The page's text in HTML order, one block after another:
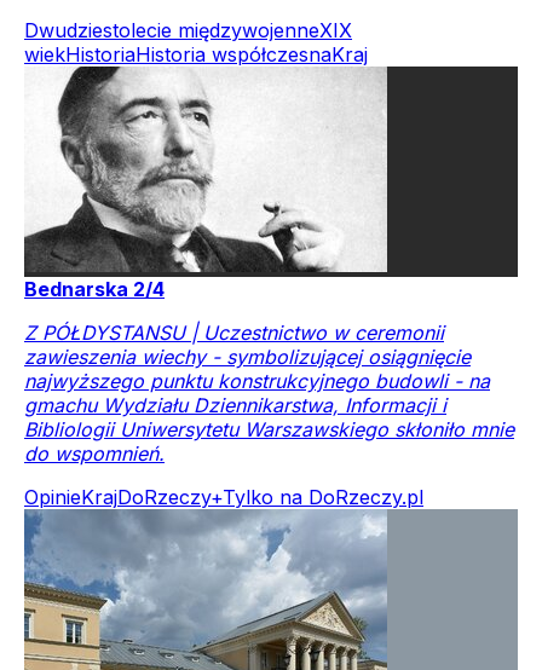
Dwudziestolecie międzywojenneXIX
wiekHistoriaHistoria współczesnaKraj
Bednarska 2/4
Z PÓŁDYSTANSU | Uczestnictwo w ceremonii
zawieszenia wiechy - symbolizującej osiągnięcie
najwyższego punktu konstrukcyjnego budowli - na
gmachu Wydziału Dziennikarstwa, Informacji i
Bibliologii Uniwersytetu Warszawskiego skłoniło mnie
do wspomnień.
OpinieKrajDoRzeczy+Tylko na DoRzeczy.pl